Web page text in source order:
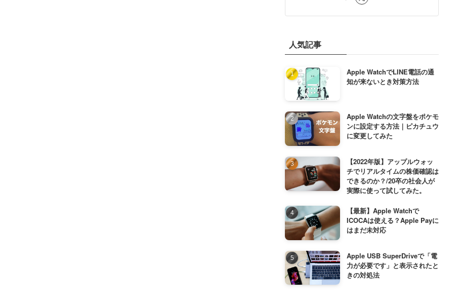
人気記事
Apple WatchでLINE電話の通
知が来ないとき対策方法
Apple Watchの文字盤をポケモ
ンに設定する方法｜ピカチュウ
に変更してみた
【2022年版】アップルウォッ
チでリアルタイムの株価確認は
できるのか？/20卒の社会人が
実際に使って試してみた。
【最新】Apple Watchで
ICOCAは使える？Apple Payに
はまだ未対応
Apple USB SuperDriveで「電
力が必要です」と表示されたと
きの対処法